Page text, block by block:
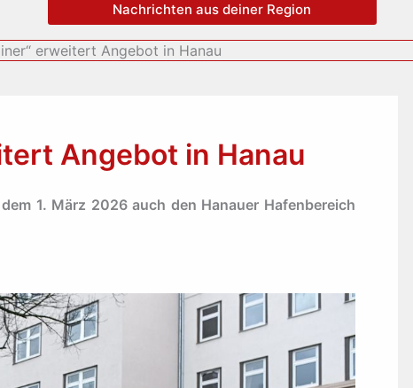
Nachrichten aus deiner Region
erweitert Angebot in Hanau
Angebot in Hanau
1. März 2026 auch den Hanauer Hafenbereich